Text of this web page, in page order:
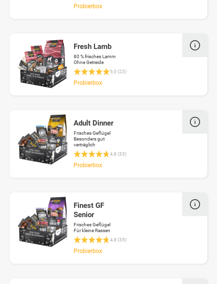
Probierbox
Fresh Lamb
80 % frisches Lamm
Ohne Getreide
Durchschnittliche Bewertung 5 von 5 Sternen
5,0 (23)
Probierbox
Adult Dinner
Frisches Geflügel
Besonders gut
verträglich
Durchschnittliche Bewertung 4.7 von 5
4,8 (33)
Probierbox
Finest GF
Senior
Frisches Geflügel
Für kleine Rassen
Durchschnittliche Bewertung 4.8 von 5
4,8 (35)
Probierbox